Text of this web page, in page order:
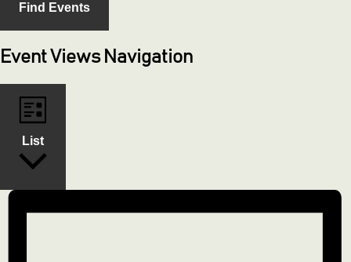
Find Events
Event Views Navigation
List